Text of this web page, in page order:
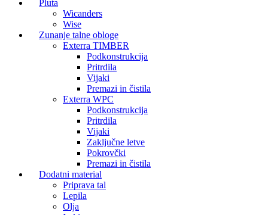
Pluta
Wicanders
Wise
Zunanje talne obloge
Exterra TIMBER
Podkonstrukcija
Pritrdila
Vijaki
Premazi in čistila
Exterra WPC
Podkonstrukcija
Pritrdila
Vijaki
Zaključne letve
Pokrovčki
Premazi in čistila
Dodatni material
Priprava tal
Lepila
Olja